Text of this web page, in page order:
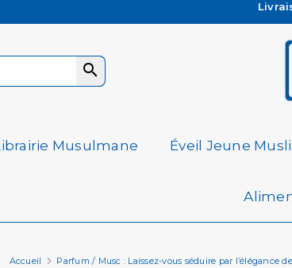
Les

Musulmane Éveil Jeune
Accueil Parfum / Musc : Laissez-vous séduire par l’élégance